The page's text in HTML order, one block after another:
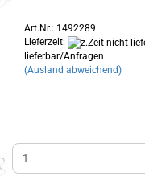
Art.Nr.: 1492289
Lieferzeit:
lieferbar/Anfragen
(Ausland abweichend)